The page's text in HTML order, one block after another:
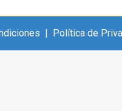
Política de